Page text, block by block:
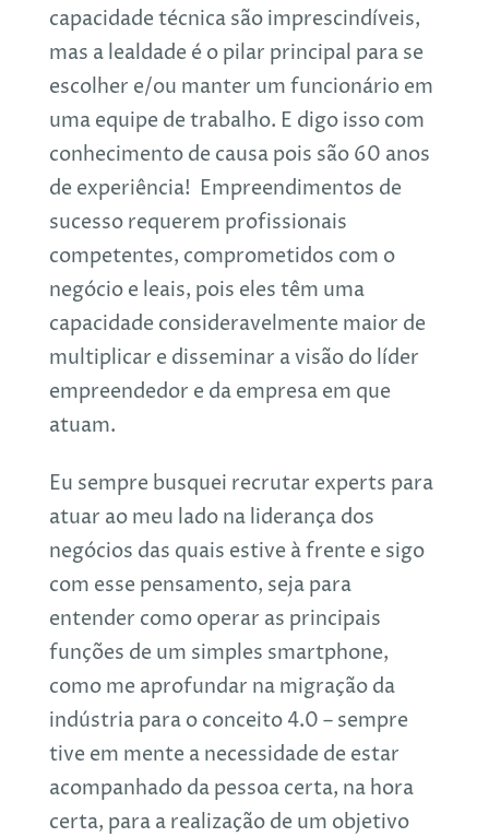
capacidade técnica são imprescindíveis,
mas a lealdade é o pilar principal para se
escolher e/ou manter um funcionário em
uma equipe de trabalho. E digo isso com
conhecimento de causa pois são 60 anos
de experiência! Empreendimentos de
sucesso requerem profissionais
competentes, comprometidos com o
negócio e leais, pois eles têm uma
capacidade consideravelmente maior de
multiplicar e disseminar a visão do líder
empreendedor e da empresa em que
atuam.
Eu sempre busquei recrutar experts para
atuar ao meu lado na liderança dos
negócios das quais estive à frente e sigo
com esse pensamento, seja para
entender como operar as principais
funções de um simples smartphone,
como me aprofundar na migração da
indústria para o conceito 4.0 – sempre
tive em mente a necessidade de estar
acompanhado da pessoa certa, na hora
certa, para a realização de um objetivo